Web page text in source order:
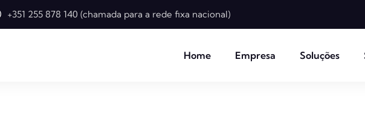
+351 255 878 140 (chamada para a rede fixa nacional)
Home Empresa Soluções